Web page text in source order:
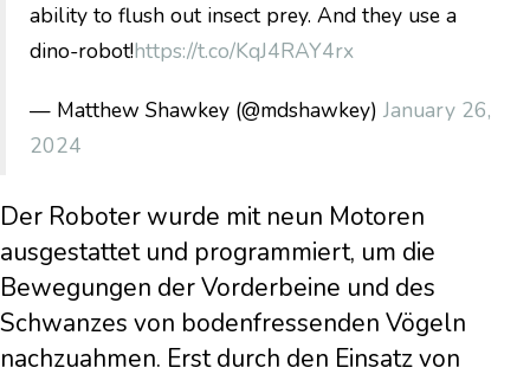
ability to flush out insect prey. And they use a
dino-robot!https://t.co/KqJ4RAY4rx
— Matthew Shawkey (@mdshawkey) January 26,
2024
Der Roboter wurde mit neun Motoren
ausgestattet und programmiert, um die
Bewegungen der Vorderbeine und des
Schwanzes von bodenfressenden Vögeln
nachzuahmen. Erst durch den Einsatz von